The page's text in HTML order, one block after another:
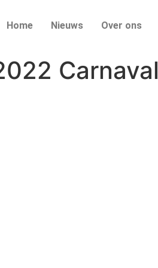
Home Nieuws Over ons
Carnaval